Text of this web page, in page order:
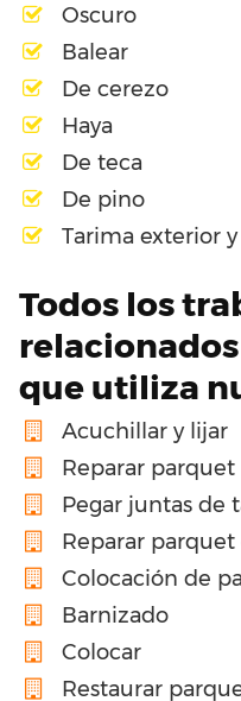
Oscuro
Balear
De cerezo
Haya
De teca
De pino
Tarima exterior
Todos los
que utiliza
Acuchillar y lijar
Reparar
Pegar juntas de
Reparar
Colocación de
Barnizado
Colocar
Restaurar